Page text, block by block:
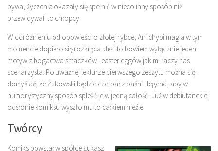
bywa, życzenia okazały się spełnić w nieco inny sposób niż
przewidywali to chłopcy.
W odróżnieniu od opowieści o złotej rybce, Ani chybi magia w tym
momencie dopiero się rozkręca. Jest to bowiem wyłącznie jeden
motyw z bogactwa smaczków i easter eggów jakimi raczy nas
scenarzysta. Po uważnej lekturze pierwszego zeszytu można się
domyślać, że Żukowski będzie czerpał z baśni i legend, aby w
humorystyczny sposób spleść je w jedną całość. Już w debiutanckiej
odsłonie komiksu wyszło mu to całkiem nieźle.
Twórcy
Komiks powstał w spółce Łukasz